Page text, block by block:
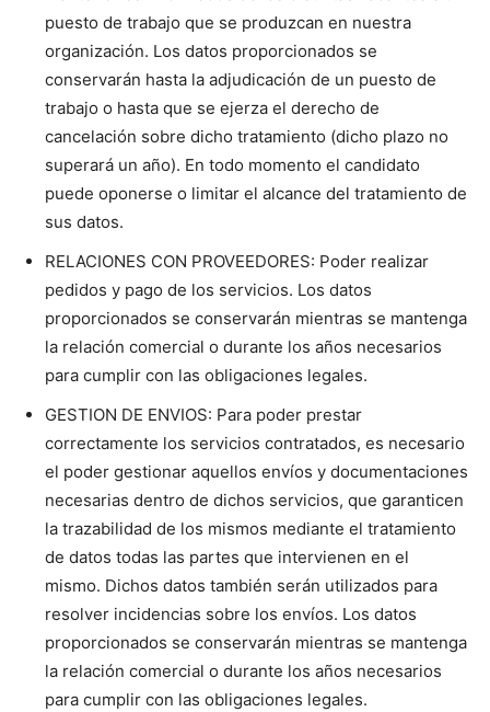
puesto de trabajo que se produzcan en nuestra
organización. Los datos proporcionados se
conservarán hasta la adjudicación de un puesto de
trabajo o hasta que se ejerza el derecho de
cancelación sobre dicho tratamiento (dicho plazo no
superará un año). En todo momento el candidato
puede oponerse o limitar el alcance del tratamiento de
sus datos.
RELACIONES CON PROVEEDORES: Poder realizar
pedidos y pago de los servicios. Los datos
proporcionados se conservarán mientras se mantenga
la relación comercial o durante los años necesarios
para cumplir con las obligaciones legales.
GESTION DE ENVIOS: Para poder prestar
correctamente los servicios contratados, es necesario
el poder gestionar aquellos envíos y documentaciones
necesarias dentro de dichos servicios, que garanticen
la trazabilidad de los mismos mediante el tratamiento
de datos todas las partes que intervienen en el
mismo. Dichos datos también serán utilizados para
resolver incidencias sobre los envíos. Los datos
proporcionados se conservarán mientras se mantenga
la relación comercial o durante los años necesarios
para cumplir con las obligaciones legales.